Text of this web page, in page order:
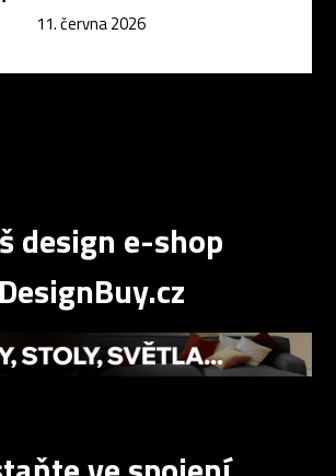
11. června 2026
design e-shop
DesignBuy.cz